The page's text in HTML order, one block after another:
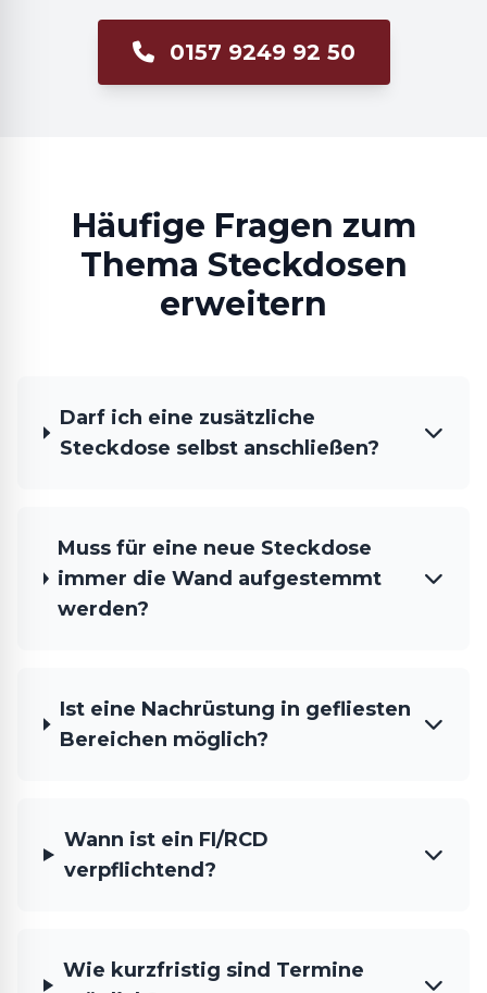
0157 9249 92 50
Häufige Fragen zum
Thema Steckdosen
erweitern
Darf ich eine zusätzliche
Steckdose selbst anschließen?
Muss für eine neue Steckdose
immer die Wand aufgestemmt
werden?
Ist eine Nachrüstung in gefliesten
Bereichen möglich?
Wann ist ein FI/RCD
verpflichtend?
Wie kurzfristig sind Termine